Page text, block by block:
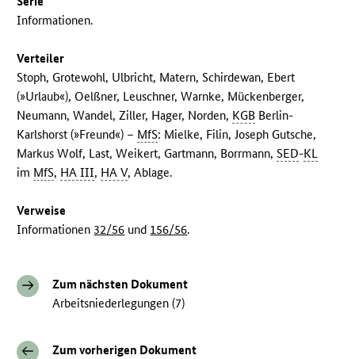
Informationen.
Verteiler
Stoph, Grotewohl, Ulbricht, Matern, Schirdewan, Ebert
(»Urlaub«), Oelßner, Leuschner, Warnke, Mückenberger,
Neumann, Wandel, Ziller, Hager, Norden, KGB Berlin-
Karlshorst (»Freund«) – MfS: Mielke, Filin, Joseph Gutsche,
Markus Wolf, Last, Weikert, Gartmann, Borrmann,SED-KL
im MfS, HA III, HA V, Ablage.
Verweise
Informationen 32/56 und 156/56.
Zum nächsten Dokument
Arbeitsniederlegungen (7)
Zum vorherigen Dokument